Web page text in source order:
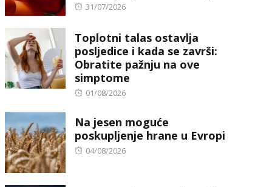
Posted
31/07/2026
Toplotni talas ostavlja
posljedice i kada se završi:
Obratite pažnju na ove
simptome
Posted
01/08/2026
Na jesen moguće
poskupljenje hrane u Evropi
Posted
04/08/2026